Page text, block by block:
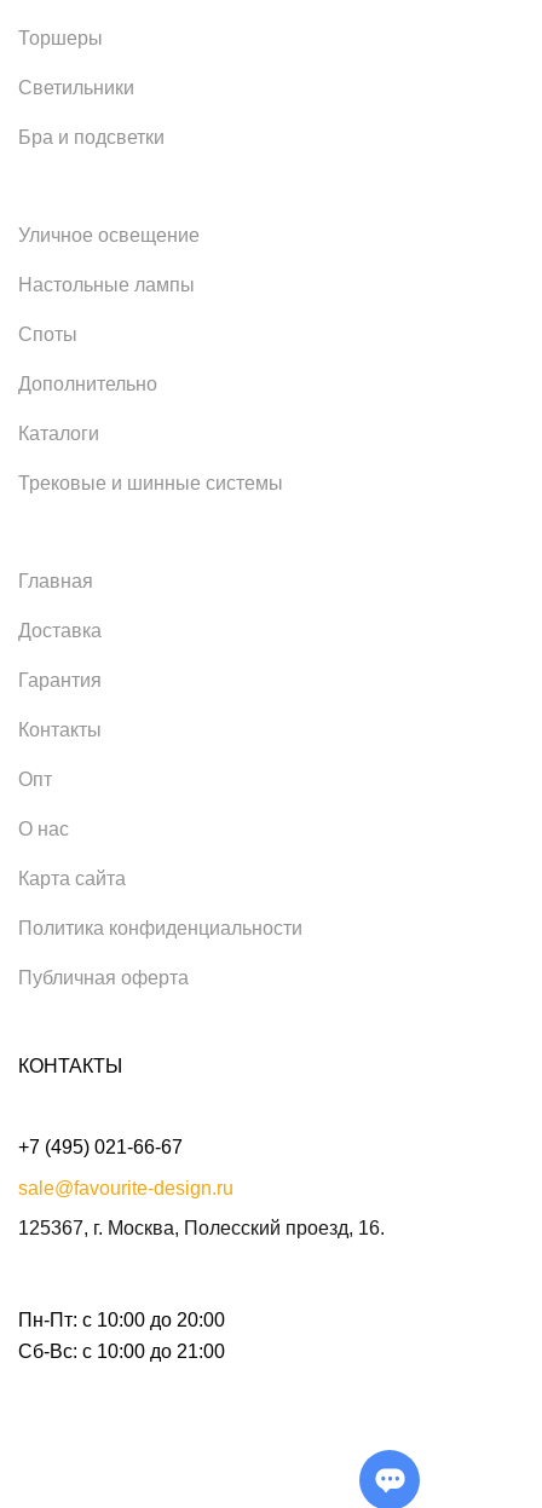
Торшеры
Светильники
Бра и подсветки
Уличное освещение
Настольные лампы
Споты
Дополнительно
Каталоги
Трековые и шинные системы
Главная
Доставка
Гарантия
Контакты
Опт
О нас
Карта сайта
Политика конфиденциальности
Публичная оферта
КОНТАКТЫ
+7 (495) 021-66-67
sale@favourite-design.ru
125367, г. Москва, Полесский проезд, 16.
Пн-Пт: с 10:00 до 20:00
Сб-Вс: с 10:00 до 21:00